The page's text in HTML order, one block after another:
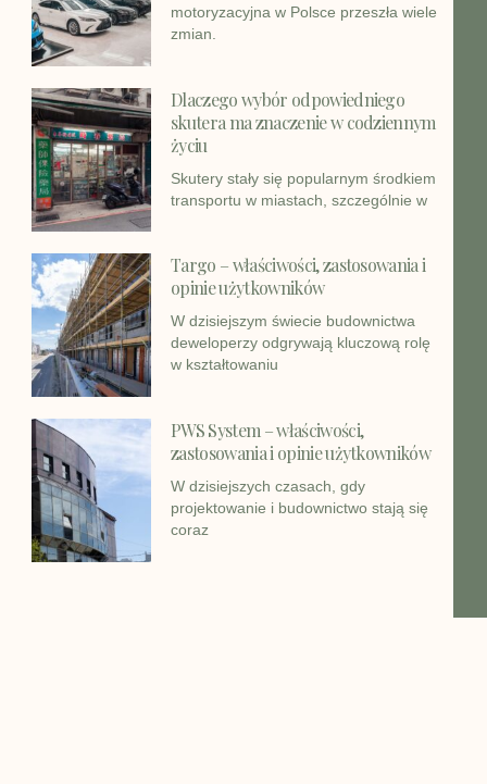
motoryzacyjna w Polsce przeszła wiele
zmian.
Dlaczego wybór odpowiedniego
skutera ma znaczenie w codziennym
życiu
Skutery stały się popularnym środkiem
transportu w miastach, szczególnie w
Targo – właściwości, zastosowania i
opinie użytkowników
W dzisiejszym świecie budownictwa
deweloperzy odgrywają kluczową rolę
w kształtowaniu
PWS System – właściwości,
zastosowania i opinie użytkowników
W dzisiejszych czasach, gdy
projektowanie i budownictwo stają się
coraz